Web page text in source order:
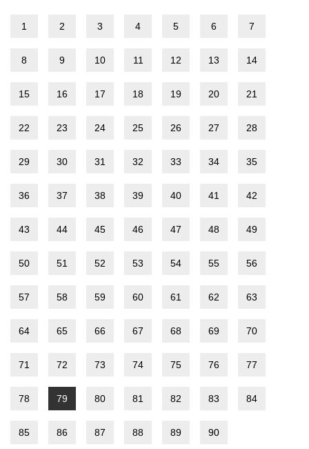
1 2 3 4 5 6 7
8 9 10 11 12 13 14
15 16 17 18 19 20 21
22 23 24 25 26 27 28
29 30 31 32 33 34 35
36 37 38 39 40 41 42
43 44 45 46 47 48 49
50 51 52 53 54 55 56
57 58 59 60 61 62 63
64 65 66 67 68 69 70
71 72 73 74 75 76 77
78 79 80 81 82 83 84
85 86 87 88 89 90